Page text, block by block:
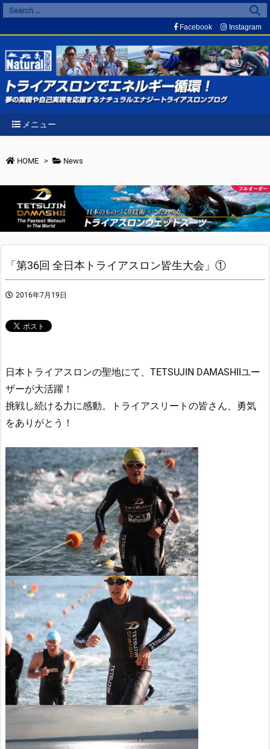
メニュー
Facebook Instagram
HOME > News
「第36回 全日本トライアスロン皆生大会」①
2016年7月19日
日本トライアスロンの聖地にて、TETSUJIN DAMASHIIユー
ザーが大活躍！
挑戦し続ける力に感動。トライアスリートの皆さん、勇気
をありがとう！